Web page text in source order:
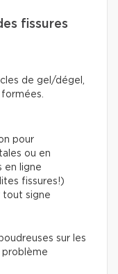
fissures
de gel/dégel,
pour
ou en
en ligne
fissures!)
tout signe
sur les